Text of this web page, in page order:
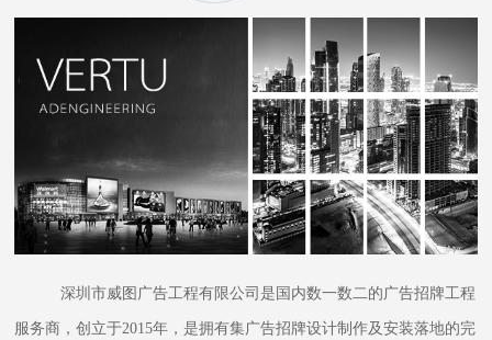
深圳市威图广告工程有限公司是国内数一数二的广告招牌工程
服务商，创立于2015年，是拥有集广告招牌设计制作及安装落地的完